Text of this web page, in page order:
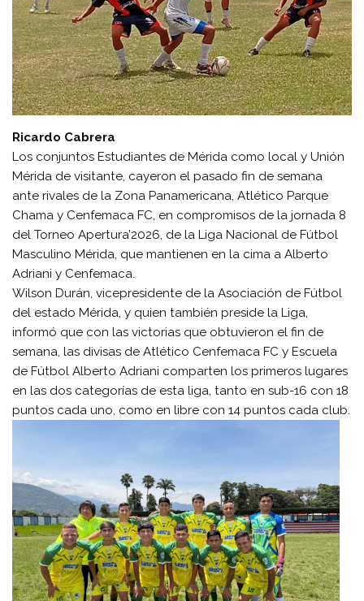
Ricardo Cabrera
Los conjuntos Estudiantes de Mérida como local y Unión
Mérida de visitante, cayeron el pasado fin de semana
ante rivales de la Zona Panamericana, Atlético Parque
Chama y Cenfemaca FC, en compromisos de la jornada 8
del Torneo Apertura’2026, de la Liga Nacional de Fútbol
Masculino Mérida, que mantienen en la cima a Alberto
Adriani y Cenfemaca.
Wilson Durán, vicepresidente de la Asociación de Fútbol
del estado Mérida, y quien también preside la Liga,
informó que con las victorias que obtuvieron el fin de
semana, las divisas de Atlético Cenfemaca FC y Escuela
de Fútbol Alberto Adriani comparten los primeros lugares
en las dos categorías de esta liga, tanto en sub-16 con 18
puntos cada uno, como en libre con 14 puntos cada club.